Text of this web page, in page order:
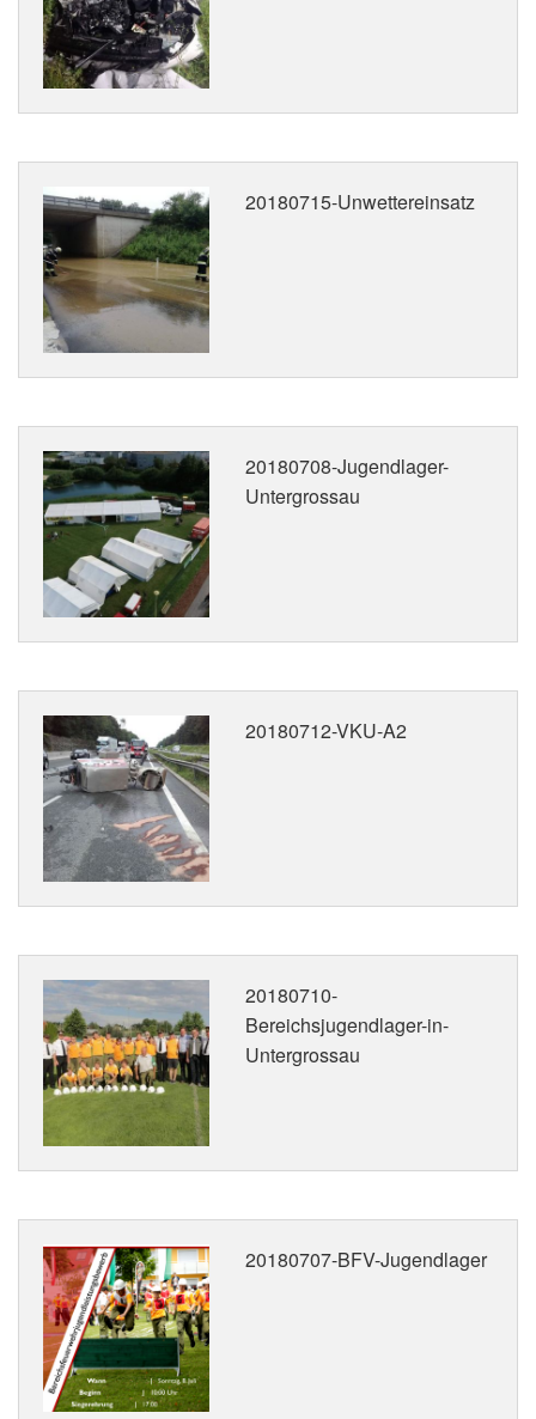
20180715-Unwettereinsatz
20180708-Jugendlager-
Untergrossau
20180712-VKU-A2
20180710-
Bereichsjugendlager-in-
Untergrossau
20180707-BFV-Jugendlager